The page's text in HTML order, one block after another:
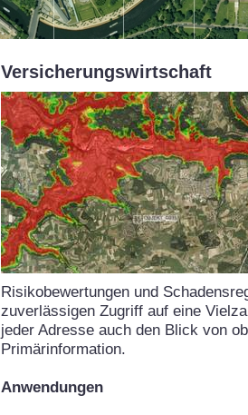
Versicherungswirtschaft
Risikobewertungen und
zuverlässigen Zugriff auf eine
jeder Adresse auch den Blick von
Primärinformation.
Anwendungen